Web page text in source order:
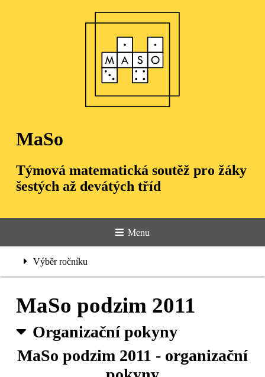
MaSo
Týmová matematická soutěž pro žáky
šestých až devátých tříd
Menu
Kontakty
Výběr ročníku
MaSo podzim 2011
Organizační pokyny
MaSo podzim 2011 - organizační